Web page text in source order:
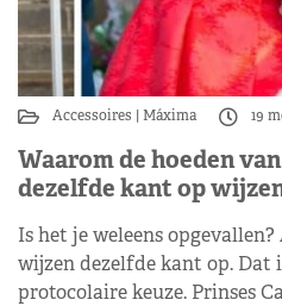
Accessoires Máxima 19
Waarom de hoeden
dezelfde kant op
Is het je weleens
wijzen dezelfde kant op. Dat
protocolaire keuze. Prinses